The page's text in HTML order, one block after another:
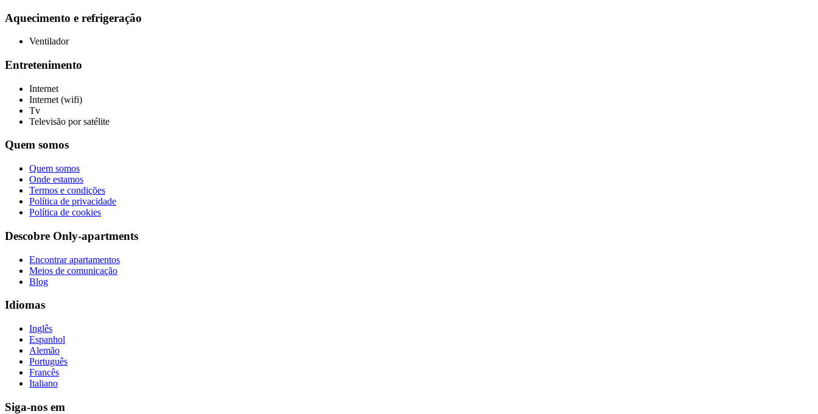
Aquecimento e refrigeração
Ventilador
Entretenimento
Internet
Internet (wifi)
Tv
Televisão por satélite
Quem somos
Quem somos
Onde estamos
Termos e condições
Política de privacidade
Política de cookies
Descobre Only-apartments
Encontrar apartamentos
Meios de comunicação
Blog
Idiomas
Inglês
Espanhol
Alemão
Português
Francês
Italiano
Siga-nos em